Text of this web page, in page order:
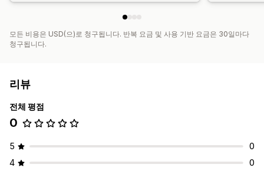
모든 비용은 USD(으)로 청구됩니다. 반복 요금 및 사용 기반 요금은 30일마다
청구됩니다.
리뷰
전체 평점
0
5
0
4
0